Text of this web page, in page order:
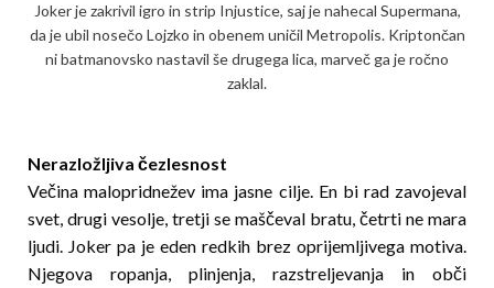
Joker je zakrivil igro in strip Injustice, saj je nahecal Supermana,
da je ubil nosečo Lojzko in obenem uničil Metropolis. Kriptončan
ni batmanovsko nastavil še drugega lica, marveč ga je ročno
zaklal.
Nerazložljiva čezlesnost
Večina malopridnežev ima jasne cilje. En bi rad zavojeval
svet, drugi vesolje, tretji se maščeval bratu, četrti ne mara
ljudi. Joker pa je eden redkih brez oprijemljivega motiva.
Njegova ropanja, plinjenja, razstreljevanja in obči